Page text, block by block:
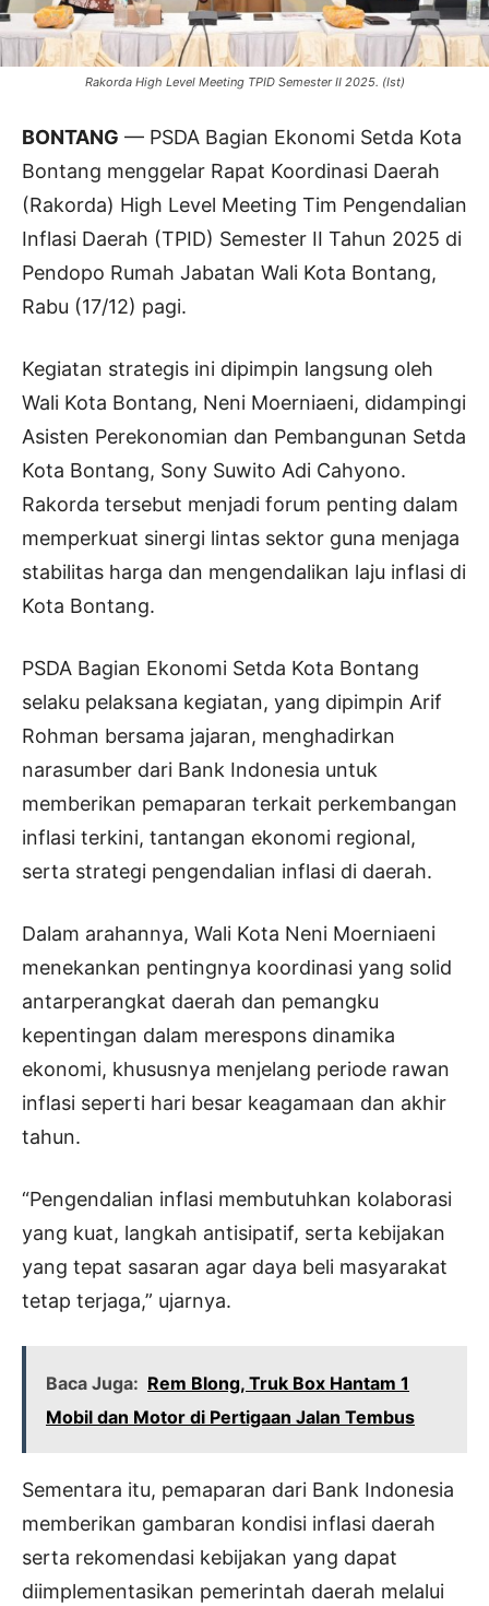
Rakorda High Level Meeting TPID Semester II 2025. (Ist)
BONTANG — PSDA Bagian Ekonomi Setda Kota
Bontang menggelar Rapat Koordinasi Daerah
(Rakorda) High Level Meeting Tim Pengendalian
Inflasi Daerah (TPID) Semester II Tahun 2025 di
Pendopo Rumah Jabatan Wali Kota Bontang,
Rabu (17/12) pagi.
Kegiatan strategis ini dipimpin langsung oleh
Wali Kota Bontang, Neni Moerniaeni, didampingi
Asisten Perekonomian dan Pembangunan Setda
Kota Bontang, Sony Suwito Adi Cahyono.
Rakorda tersebut menjadi forum penting dalam
memperkuat sinergi lintas sektor guna menjaga
stabilitas harga dan mengendalikan laju inflasi di
Kota Bontang.
PSDA Bagian Ekonomi Setda Kota Bontang
selaku pelaksana kegiatan, yang dipimpin Arif
Rohman bersama jajaran, menghadirkan
narasumber dari Bank Indonesia untuk
memberikan pemaparan terkait perkembangan
inflasi terkini, tantangan ekonomi regional,
serta strategi pengendalian inflasi di daerah.
Dalam arahannya, Wali Kota Neni Moerniaeni
menekankan pentingnya koordinasi yang solid
antarperangkat daerah dan pemangku
kepentingan dalam merespons dinamika
ekonomi, khususnya menjelang periode rawan
inflasi seperti hari besar keagamaan dan akhir
tahun.
“Pengendalian inflasi membutuhkan kolaborasi
yang kuat, langkah antisipatif, serta kebijakan
yang tepat sasaran agar daya beli masyarakat
tetap terjaga,” ujarnya.
Baca Juga: Rem Blong, Truk Box Hantam 1
Mobil dan Motor di Pertigaan Jalan Tembus
Sementara itu, pemaparan dari Bank Indonesia
memberikan gambaran kondisi inflasi daerah
serta rekomendasi kebijakan yang dapat
diimplementasikan pemerintah daerah melalui